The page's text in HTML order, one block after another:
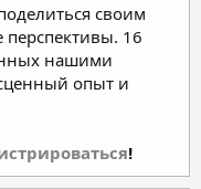
своим
16
нашими
опыт и
!